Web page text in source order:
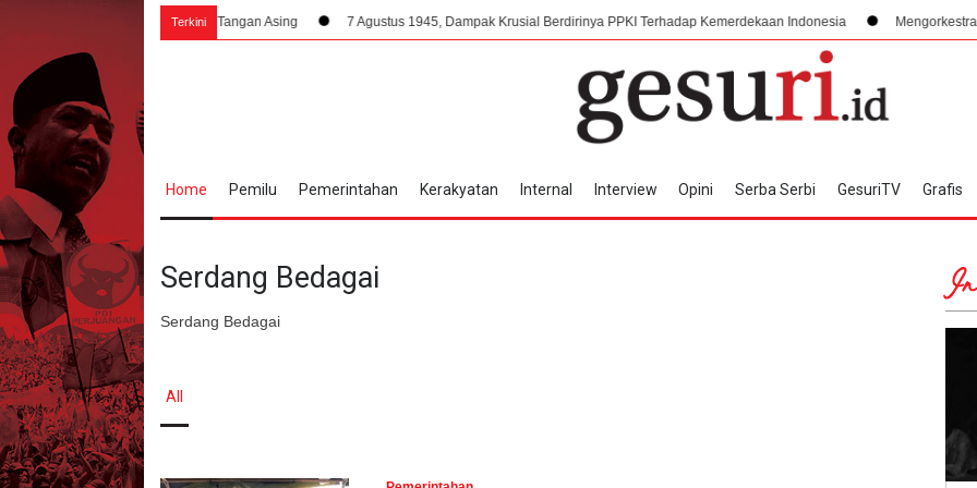
Terkini
Tanpa Campur Tangan Asing 7 Agustus 1945, Dampak Krusial Berdirinya PPKI Terhadap Kemerdekaan Indonesia Mengorkestrasi Faksi,
Home Pemilu Pemerintahan Kerakyatan Internal Interview Opini Serba Serbi GesuriTV Grafis
Serdang Bedagai
Serdang Bedagai
All